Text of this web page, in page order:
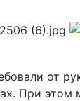
от
При этом